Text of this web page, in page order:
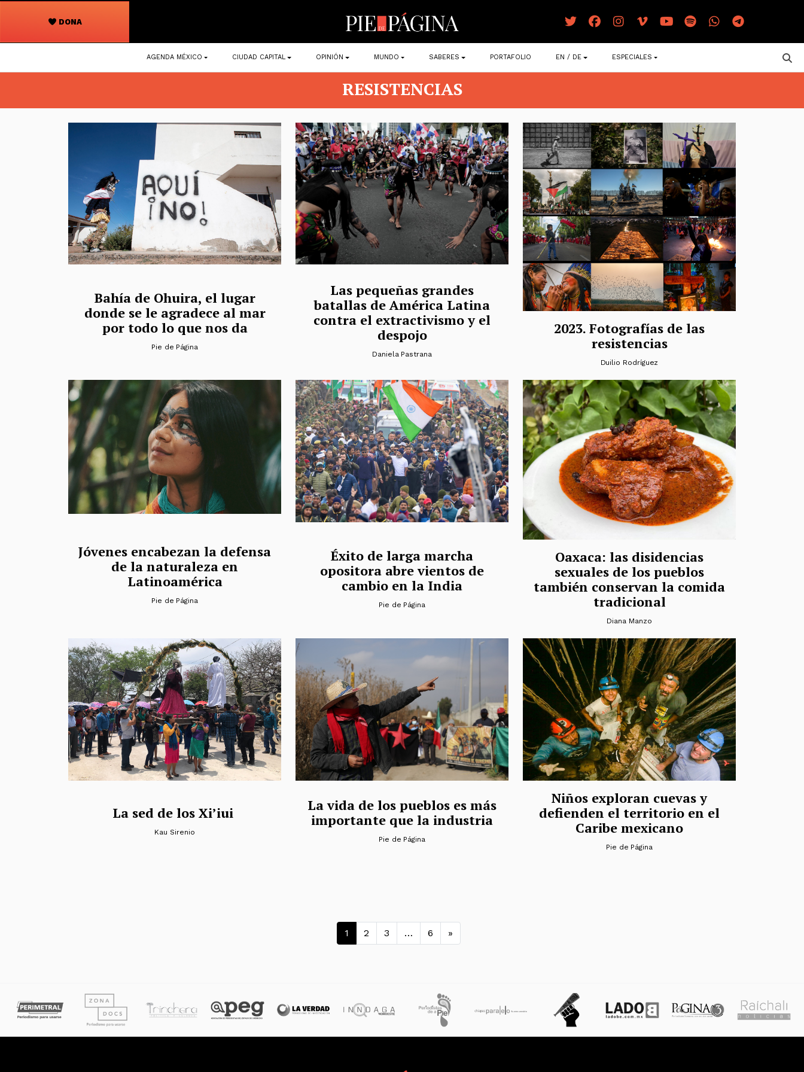
DONA
Navegación
principal
AGENDA MÉXICO CIUDAD CAPITAL OPINIÓN MUNDO SABERES PORTAFOLIO EN / DE ESPECIALES
RESISTENCIAS
Bahía de Ohuira, el lugar
donde se le agradece al mar
por todo lo que nos da
Pie de Página
Las pequeñas grandes
batallas de América Latina
contra el extractivismo y el
despojo
Daniela Pastrana
2023. Fotografías de las
resistencias
Duilio Rodríguez
Jóvenes encabezan la defensa
de la naturaleza en
Latinoamérica
Pie de Página
Éxito de larga marcha
opositora abre vientos de
cambio en la India
Pie de Página
Oaxaca: las disidencias
sexuales de los pueblos
también conservan la comida
tradicional
Diana Manzo
La sed de los Xi’iui
Kau Sirenio
La vida de los pueblos es más
importante que la industria
Pie de Página
Niños exploran cuevas y
defienden el territorio en el
Caribe mexicano
Pie de Página
Navegación de entradas
1 2 3 … 6 »